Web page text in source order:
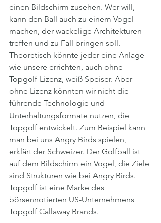
einen Bildschirm zusehen. Wer will,
kann den Ball auch zu einem Vogel
machen, der wackelige Architekturen
treffen und zu Fall bringen soll.
Theoretisch könnte jeder eine Anlage
wie unsere errichten, auch ohne
Topgolf-Lizenz, weiß Speiser. Aber
ohne Lizenz könnten wir nicht die
führende Technologie und
Unterhaltungsformate nutzen, die
Topgolf entwickelt. Zum Beispiel kann
man bei uns Angry Birds spielen,
erklärt der Schweizer. Der Golfball ist
auf dem Bildschirm ein Vogel, die Ziele
sind Strukturen wie bei Angry Birds.
Topgolf ist eine Marke des
börsennotierten US-Unternehmens
Topgolf Callaway Brands.